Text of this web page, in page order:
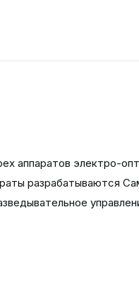
аппаратов электро-
разрабатываются